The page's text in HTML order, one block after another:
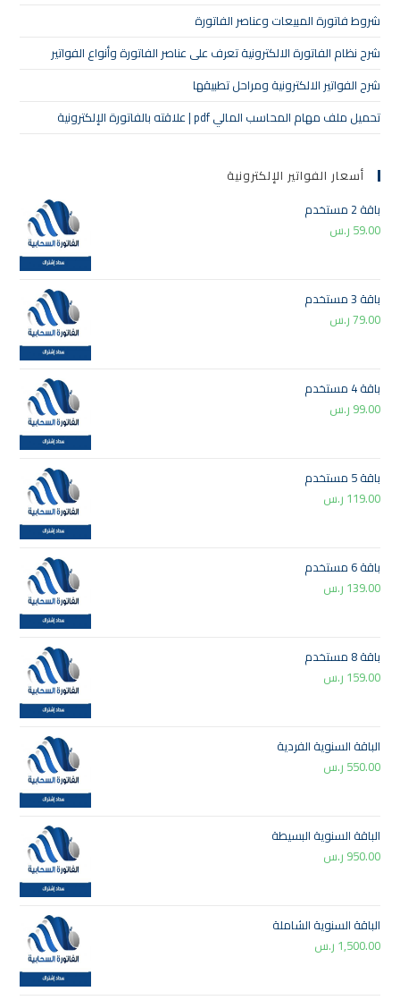
شروط فاتورة المبيعات وعناصر الفاتورة
شرح نظام الفاتورة الالكترونية تعرف على عناصر الفاتورة وأنواع الفواتير
شرح الفواتير الالكترونية ومراحل تطبيقها
تحميل ملف مهام المحاسب المالي pdf | علاقته بالفاتورة الإلكترونية
أسعار الفواتير الإلكترونية
باقة 2 مستخدم
59.00 ر.س
باقة 3 مستخدم
79.00ر.س
باقة 4 مستخدم
99.00 ر.س
باقة 5 مستخدم
119.00 ر.س
باقة 6 مستخدم
139.00 ر.س
باقة 8 مستخدم
159.00 ر.س
الباقة السنوية الفردية
550.00 ر.س
الباقة السنوية البسيطة
950.00 ر.س
الباقة السنوية الشاملة
1,500.00 ر.س